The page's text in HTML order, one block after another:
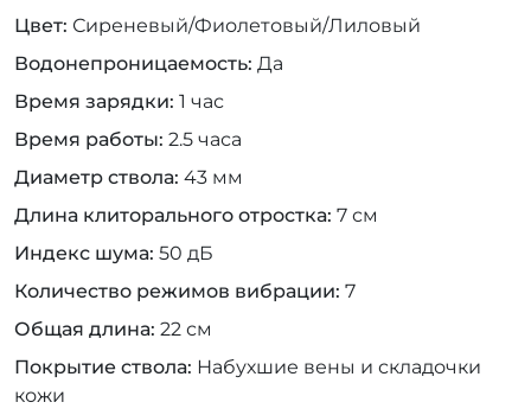
Цвет Сиреневый/Фиолетовый/Лиловый
Водонепроницаемость Да
Время зарядки 1 час
Время работы 2.5 часа
Диаметр ствола 43 мм
Длина клиторального отростка 7 см
Индекс шума 50 дБ
Количество режимов вибрации 7
Общая длина 22 см
Покрытие ствола Набухшие вены и складочки
кожи